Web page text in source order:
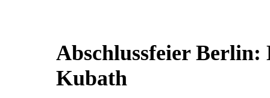
Abschlussfeier
Kubath